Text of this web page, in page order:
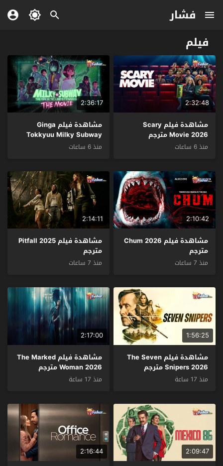
فشار
فيلم
2:32:48
مشاهدة فيلم Scary
Movie 2026 مترجم
منذ 6 ساعات
2:36:17
مشاهدة فيلم Ginga
Tokkyuu Milky Subway
Movie: Kakueki Teisha
منذ 6 ساعات
2:10:42
مشاهدة فيلم Chum 2026
مترجم
منذ 7 ساعات
2:14:11
مشاهدة فيلم Pitfall 2025
مترجم
منذ 7 ساعات
1:56:25
مشاهدة فيلم The Seven
Snipers 2026 مترجم
منذ 17 ساعة
2:17:00
مشاهدة فيلم The Marked
Woman 2026 مترجم
منذ 17 ساعة
2:09:47
2:16:44